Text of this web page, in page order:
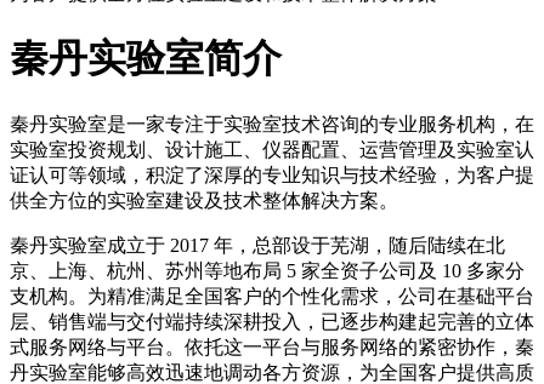
秦丹实验室简介
秦丹实验室是一家专注于实验室技术咨询的专业服务机构，在
实验室投资规划、设计施工、仪器配置、运营管理及实验室认
证认可等领域，积淀了深厚的专业知识与技术经验，为客户提
供全方位的实验室建设及技术整体解决方案。
秦丹实验室成立于 2017 年，总部设于芜湖，随后陆续在北
京、上海、杭州、苏州等地布局 5 家全资子公司及 10 多家分
支机构。为精准满足全国客户的个性化需求，公司在基础平台
层、销售端与交付端持续深耕投入，已逐步构建起完善的立体
式服务网络与平台。依托这一平台与服务网络的紧密协作，秦
丹实验室能够高效迅速地调动各方资源，为全国客户提供高质